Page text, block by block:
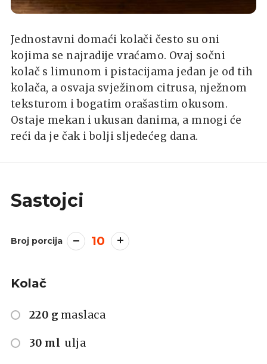
Jednostavni domaći kolači često su oni
kojima se najradije vraćamo. Ovaj sočni
kolač s limunom i pistacijama jedan je od tih
kolača, a osvaja svježinom citrusa, nježnom
teksturom i bogatim orašastim okusom.
Ostaje mekan i ukusan danima, a mnogi će
reći da je čak i bolji sljedećeg dana.
Sastojci
Broj porcija 10
Kolač
220 g maslaca
30 ml ulja